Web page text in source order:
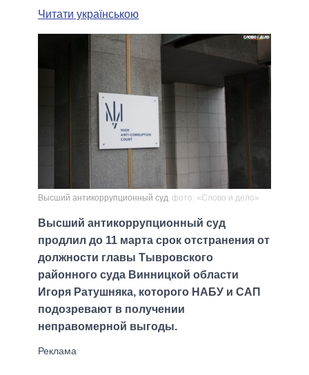
Читати українською
Высший антикоррупционный суд фото: «Слово и дело»
Высший антикоррупционный суд
продлил до 11 марта срок отстранения от
должности главы Тывровского
районного суда Винницкой области
Игоря Ратушняка, которого НАБУ и САП
подозревают в получении
неправомерной выгоды.